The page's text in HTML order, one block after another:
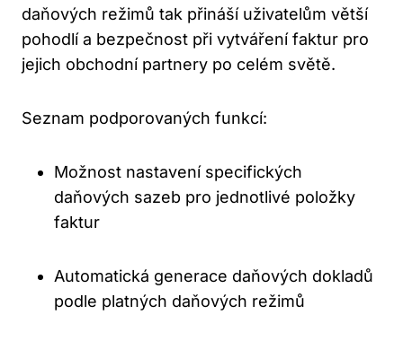
daňových režimů tak přináší uživatelům větší
pohodlí a bezpečnost při vytváření faktur pro
jejich obchodní partnery po celém světě.
Seznam podporovaných funkcí:
Možnost nastavení specifických
daňových sazeb pro jednotlivé položky
faktur
Automatická generace daňových dokladů
podle platných daňových režimů